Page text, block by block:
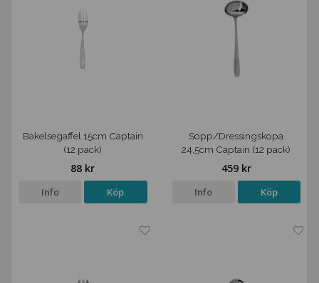
Bakelsegaffel 15cm Captain
(12 pack)
88 kr
Info Köp
Sopp/Dressingskopa
24,5cm Captain (12 pack)
459 kr
Info Köp